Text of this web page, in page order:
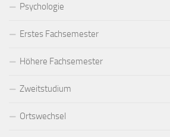
Psychologie
Erstes Fachsemester
Höhere Fachsemester
Zweitstudium
Ortswechsel